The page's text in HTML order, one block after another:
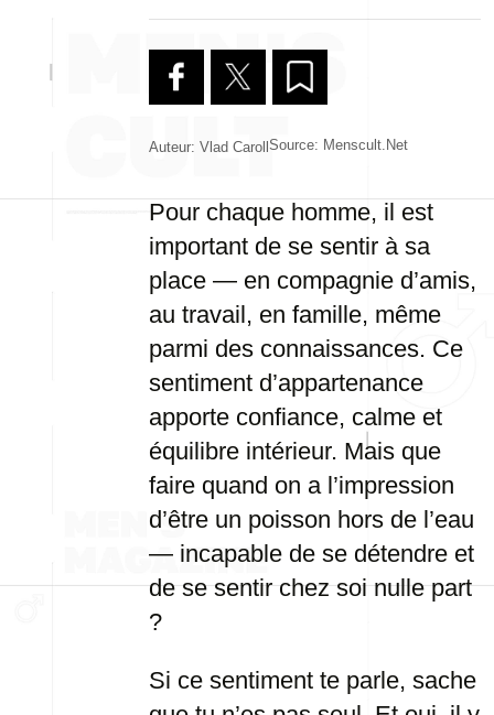
Auteur: Vlad Caroll Source: Menscult.net
Pour chaque homme, il est
important de se sentir à sa
place — en compagnie d’amis,
au travail, en famille, même
parmi des connaissances. Ce
sentiment d’appartenance
apporte confiance, calme et
équilibre intérieur. Mais que
faire quand on a l’impression
d’être un poisson hors de l’eau
— incapable de se détendre et
de se sentir chez soi nulle part
?
Si ce sentiment te parle, sache